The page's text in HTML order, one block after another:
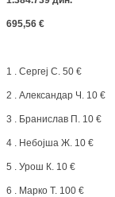
695,56 €
1 . Сергеј С. 50 €
2 . Александар Ч. 10 €
3 . Бранислав П. 10 €
4 . Небојша Ж. 10 €
5 . Урош К. 10 €
6 . Марко Т. 100 €